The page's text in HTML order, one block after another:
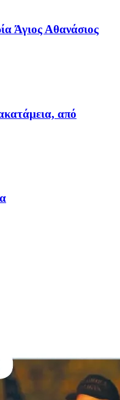
Άγιος Αθανάσιος
από